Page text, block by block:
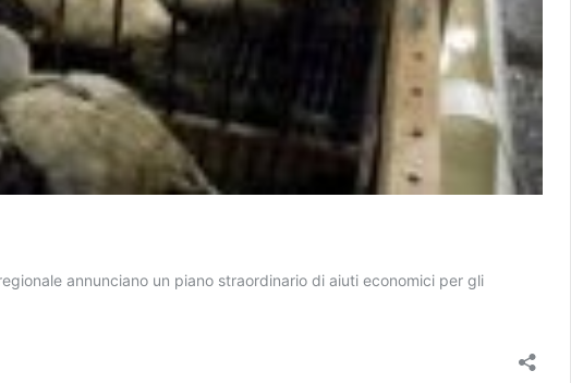
annunciano un piano straordinario di aiuti economici per gli